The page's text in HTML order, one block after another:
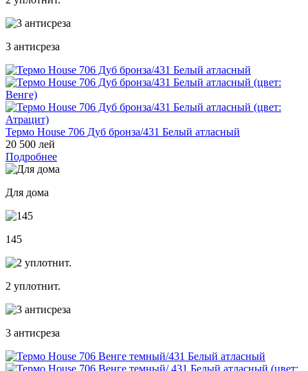
3 антисреза
Термо House 706 Дуб бронза/431 Белый атласный
20 500 лей
Подробнее
Для дома
145
2 уплотнит.
3 антисреза